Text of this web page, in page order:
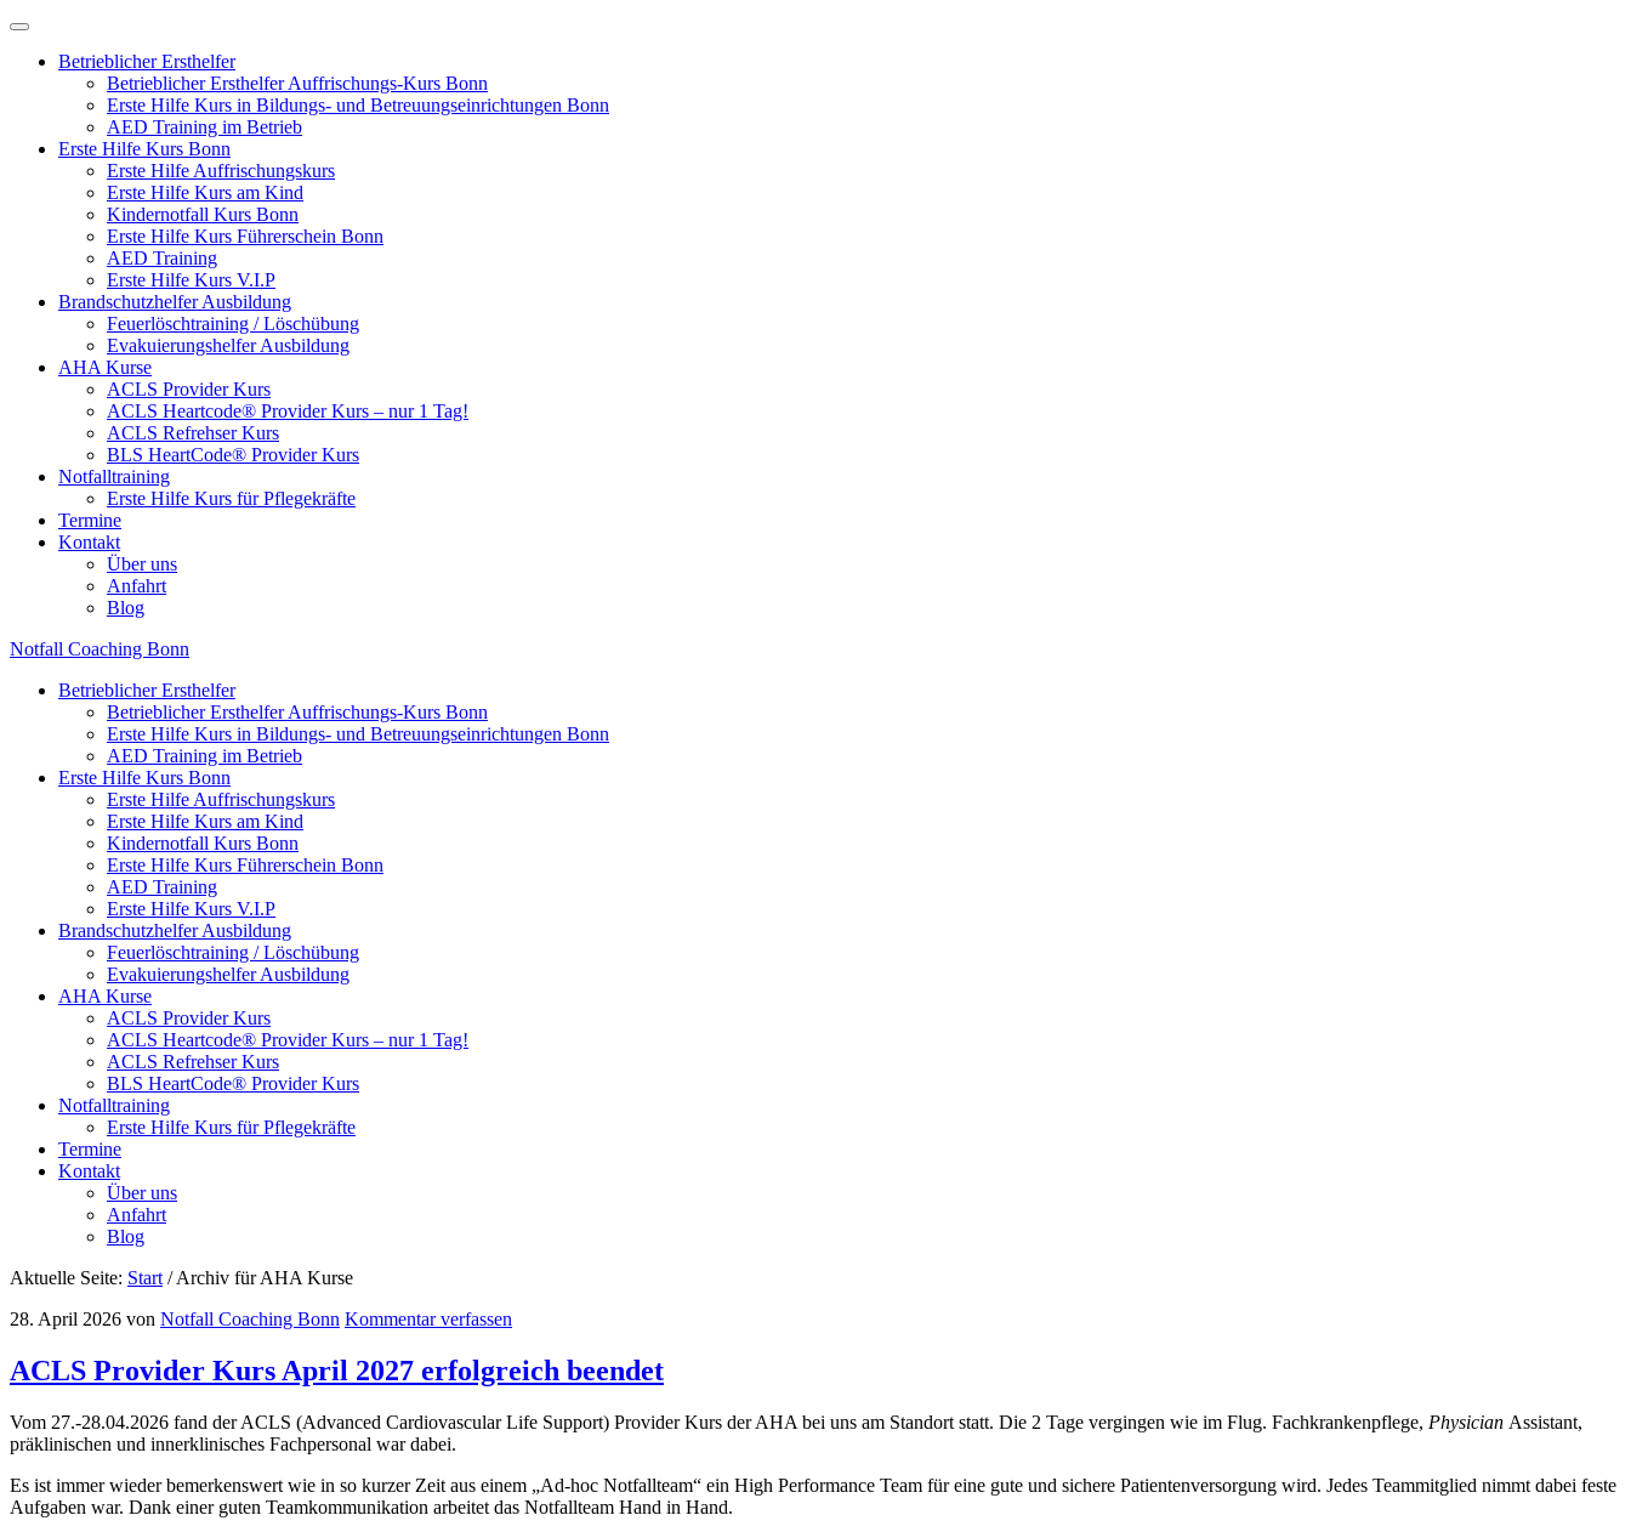
Betrieblicher Ersthelfer
Betrieblicher Ersthelfer Auffrischungs-Kurs Bonn
Erste Hilfe Kurs in Bildungs- und Betreuungseinrichtungen Bonn
AED Training im Betrieb
Erste Hilfe Kurs Bonn
Erste Hilfe Auffrischungskurs
Erste Hilfe Kurs am Kind
Kindernotfall Kurs Bonn
Erste Hilfe Kurs Führerschein Bonn
AED Training
Erste Hilfe Kurs V.I.P
Brandschutzhelfer Ausbildung
Feuerlöschtraining / Löschübung
Evakuierungshelfer Ausbildung
AHA Kurse
ACLS Provider Kurs
ACLS Heartcode® Provider Kurs – nur 1 Tag!
ACLS Refrehser Kurs
BLS HeartCode® Provider Kurs
Notfalltraining
Erste Hilfe Kurs für Pflegekräfte
Termine
Kontakt
Über uns
Anfahrt
Blog
Notfall Coaching Bonn
Betrieblicher Ersthelfer
Betrieblicher Ersthelfer Auffrischungs-Kurs Bonn
Erste Hilfe Kurs in Bildungs- und Betreuungseinrichtungen Bonn
AED Training im Betrieb
Erste Hilfe Kurs Bonn
Erste Hilfe Auffrischungskurs
Erste Hilfe Kurs am Kind
Kindernotfall Kurs Bonn
Erste Hilfe Kurs Führerschein Bonn
AED Training
Erste Hilfe Kurs V.I.P
Brandschutzhelfer Ausbildung
Feuerlöschtraining / Löschübung
Evakuierungshelfer Ausbildung
AHA Kurse
ACLS Provider Kurs
ACLS Heartcode® Provider Kurs – nur 1 Tag!
ACLS Refrehser Kurs
BLS HeartCode® Provider Kurs
Notfalltraining
Erste Hilfe Kurs für Pflegekräfte
Termine
Kontakt
Über uns
Anfahrt
Blog
Aktuelle Seite: Start /Archiv für AHA Kurse
28. April 2026 von Notfall Coaching Bonn Kommentar verfassen
ACLS Provider Kurs April 2027 erfolgreich beendet
Vom 27.-28.04.2026 fand der ACLS (Advanced Cardiovascular Life Support) Provider Kurs der AHA bei uns am Standort statt. Die 2 Tage vergingen wie im Flug. Fachkrankenpflege, Physician Assistant,
präklinischen und innerklinisches Fachpersonal war dabei.
Es ist immer wieder bemerkenswert wie in so kurzer Zeit aus einem „Ad-hoc Notfallteam“ ein High Performance Team für eine gute und sichere Patientenversorgung wird. Jedes Teammitglied nimmt dabei feste
Aufgaben war. Dank einer guten Teamkommunikation arbeitet das Notfallteam Hand in Hand.